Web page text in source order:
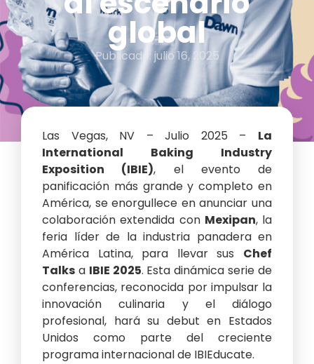
global
Publicado:julio 16, 2025
Las Vegas, NV – Julio 2025 – La
International Baking Industry
Exposition (IBIE), el evento de
panificación más grande y completo en
América, se enorgullece en anunciar una
colaboración extendida con Mexipan, la
feria líder de la industria panadera en
América Latina, para llevar sus Chef
Talks a IBIE 2025. Esta dinámica serie de
conferencias, reconocida por impulsar la
innovación culinaria y el diálogo
profesional, hará su debut en Estados
Unidos como parte del creciente
programa internacional de IBIEducate.